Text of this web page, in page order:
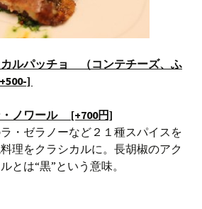
カルパッチョ （コンテチーズ、ふ
]
・ノワール [+700円]
・ゼラノーなど２１種スパイスを
理をクラシカルに。長胡椒のアク
は“黒”という意味。